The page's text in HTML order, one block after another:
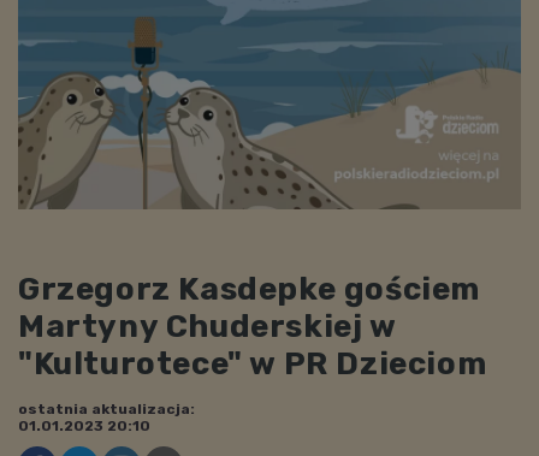
Grzegorz Kasdepke gościem
Martyny Chuderskiej w
"Kulturotece" w PR Dzieciom
ostatnia aktualizacja:
01.01.2023 20:10